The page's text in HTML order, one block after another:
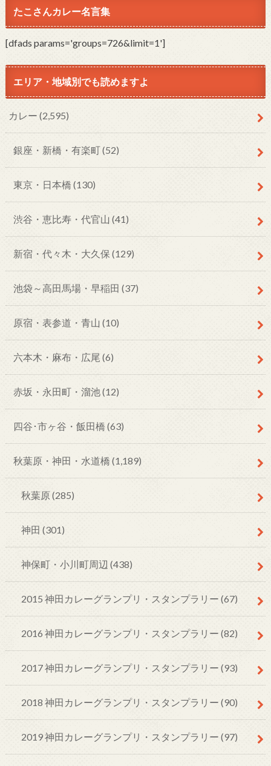
たこさんカレー名言集
[dfads params='groups=726&limit=1']
エリア・地域別でも読めますよ
カレー (2,595)
銀座・新橋・有楽町(52)
東京・日本橋 (130)
渋谷・恵比寿・代官山 (41)
新宿・代々木・大久保 (129)
池袋～高田馬場・早稲田 (37)
原宿・表参道・青山 (10)
六本木・麻布・広尾 (6)
赤坂・永田町・溜池(12)
四谷･市ヶ谷・飯田橋 (63)
秋葉原・神田・水道橋 (1,189)
秋葉原(285)
神田 (301)
神保町・小川町周辺 (438)
2015 神田カレーグランプリ・スタンプラリー (67)
2016 神田カレーグランプリ・スタンプラリー (82)
2017 神田カレーグランプリ・スタンプラリー (93)
2018 神田カレーグランプリ・スタンプラリー (90)
2019 神田カレーグランプリ・スタンプラリー (97)